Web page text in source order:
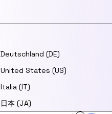
Deutschland (DE)
United States (US)
Italia (IT)
日本 (JA)